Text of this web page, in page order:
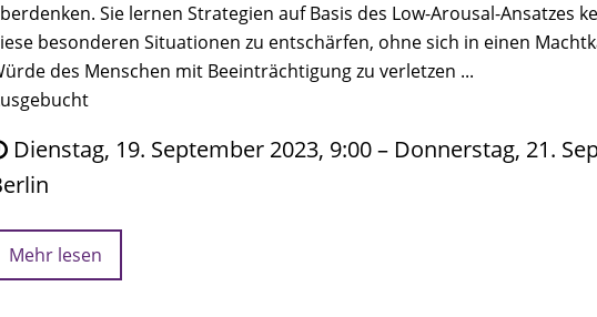
Sie lernen Strategien auf Basis des Low-Arousal-Ansatzes
besonderen Situationen zu entschärfen, ohne sich in einen
des Menschen mit Beeinträchtigung zu verletzen ...
Dienstag, 19. September 2023, 9:00 – Donnerstag, 21.
Mehr lesen